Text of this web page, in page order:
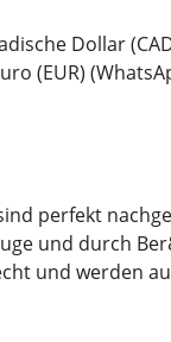
Dollar
(EUR)
perfekt
und durch
und werden